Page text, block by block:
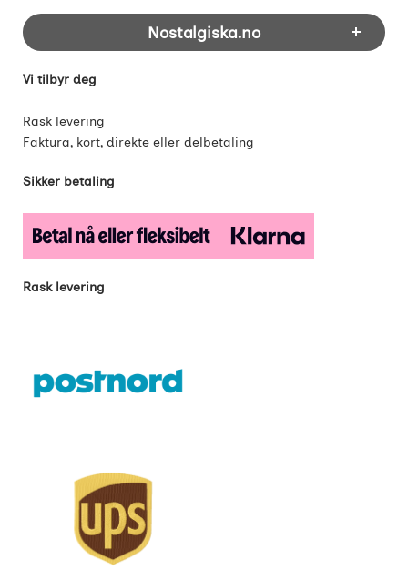
Footer-innhold Blandet informasjon og
Nostalgiska.no
Vi tilbyr deg
Rask levering
Faktura, kort, direkte eller delbetaling
Sikker betaling
Rask levering